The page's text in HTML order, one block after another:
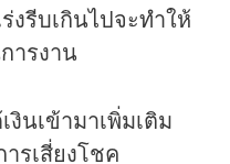
บเกินไปจะทำให้
ารงาน
ข้ามาเพิ่มเติม
รเสี่ยงโชค